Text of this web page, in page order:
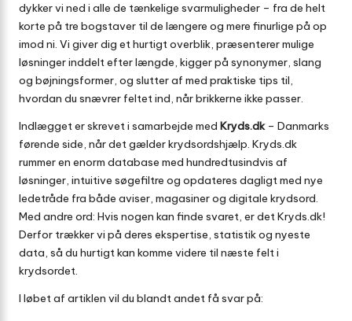
dykker vi ned i alle de tænkelige svarmuligheder – fra de helt
korte på tre bogstaver til de længere og mere finurlige på op
imod ni. Vi giver dig et hurtigt overblik, præsenterer mulige
løsninger inddelt efter længde, kigger på synonymer, slang
og bøjningsformer, og slutter af med praktiske tips til,
hvordan du snævrer feltet ind, når brikkerne ikke passer.
Indlægget er skrevet i samarbejde med Kryds.dk– Danmarks
førende side, når det gælder krydsords­hjælp. Kryds.dk
rummer en enorm database med hundredtusindvis af
løsninger, intuitive søgefiltre og opdateres dagligt med nye
ledetråde fra både aviser, magasiner og digitale krydsord.
Med andre ord: Hvis nogen kan finde svaret, er det Kryds.dk!
Derfor trækker vi på deres ekspertise, statistik og nyeste
data, så du hurtigt kan komme videre til næste felt i
krydsordet.
I løbet af artiklen vil du blandt andet få svar på: